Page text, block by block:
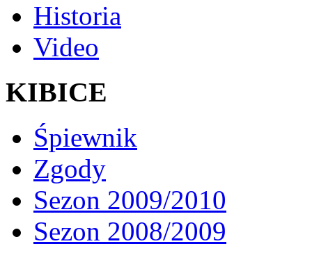
Historia
Video
KIBICE
Śpiewnik
Zgody
Sezon 2009/2010
Sezon 2008/2009